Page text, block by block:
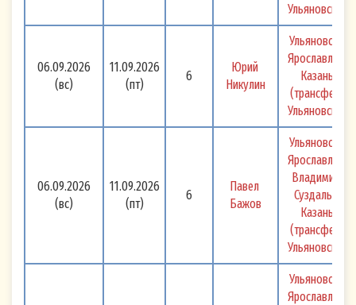
Ульяновск
06.09.2026
(вс)
11.09.2026
(пт)
6
Юрий
Никулин
Ульяновск -
Ярославль -
Казань
(трансфер)
Ульяновск
06.09.2026
(вс)
11.09.2026
(пт)
6
Павел
Бажов
Ульяновск -
Ярославль +
Владимир,
Суздаль -
Казань
(трансфер)
Ульяновск
Ульяновск -
Ярославль +